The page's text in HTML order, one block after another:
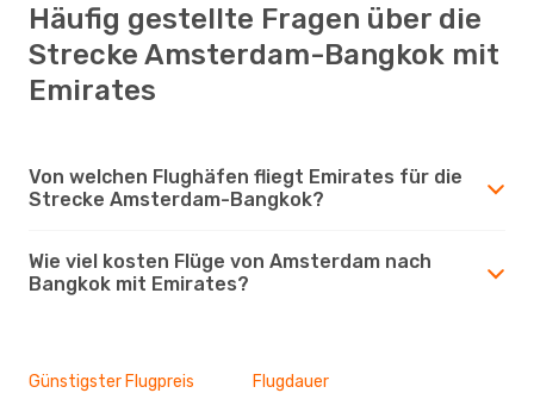
Häufig gestellte Fragen über die
Strecke Amsterdam-Bangkok mit
Emirates
Von welchen Flughäfen fliegt Emirates für die
Strecke Amsterdam-Bangkok?
Wie viel kosten Flüge von Amsterdam nach
Bangkok mit Emirates?
Günstigster Flugpreis Flugdauer